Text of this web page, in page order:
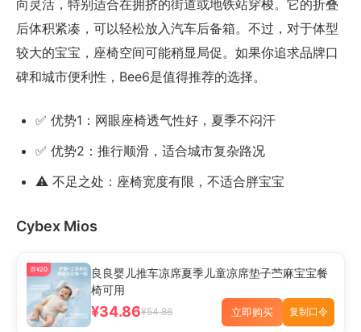
向灵活，特别适合在拥挤的街道或地铁站穿梭。它的折叠
后体积紧凑，可以轻松放入汽车后备箱。不过，对于体型
较大的宝宝，座椅空间可能稍显局促。如果你追求品牌口
碑和城市便利性，Bee6是值得推荐的选择。
✅ 优势1：网眼座椅透气性好，夏季不闷汗
✅ 优势2：推行顺滑，适合城市复杂路况
⚠️ 不足之处：座椅宽度有限，不适合胖宝宝
Cybex Mios
券¥20
良良婴儿推车凉席夏季儿童凉席垫子苎麻宝宝餐
椅可用
¥34.86¥54.86 立即购买 复制口令